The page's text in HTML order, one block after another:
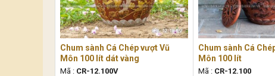
Chum sành Cá Chép vượt Vũ
Môn 100 lít dát vàng
Mã : CR-12.100V
Chum sành Cá
Môn 100 lít
Mã : CR-12.100